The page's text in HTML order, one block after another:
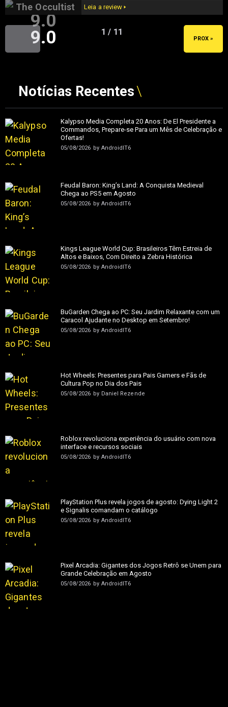
9.0
The Occultist
9.0
Leia a review 🢒
1 / 11
PROX »
Notícias Recentes
Kalypso Media Completa 20 Anos: De El Presidente a
Commandos, Prepare-se Para um Mês de Celebração e
Ofertas!
05/08/2026 by AndroidIT6
Feudal Baron: King’s Land: A Conquista Medieval
Chega ao PS5 em Agosto
05/08/2026 by AndroidIT6
Kings League World Cup: Brasileiros Têm Estreia de
Altos e Baixos, Com Direito a Zebra Histórica
05/08/2026 by AndroidIT6
BuGarden Chega ao PC: Seu Jardim Relaxante com um
Caracol Ajudante no Desktop em Setembro!
05/08/2026 by AndroidIT6
Hot Wheels: Presentes para Pais Gamers e Fãs de
Cultura Pop no Dia dos Pais
05/08/2026 by Daniel Rezende
Roblox revoluciona experiência do usuário com nova
interface e recursos sociais
05/08/2026 by AndroidIT6
PlayStation Plus revela jogos de agosto: Dying Light 2
e Signalis comandam o catálogo
05/08/2026 by AndroidIT6
Pixel Arcadia: Gigantes dos Jogos Retrô se Unem para
Grande Celebração em Agosto
05/08/2026 by AndroidIT6